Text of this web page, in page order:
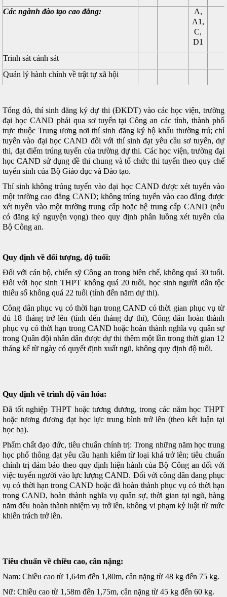
Các ngành đào tạo cao đẳng:
A,
A1,
C,
D1
Trinh sát cảnh sát
Quản lý hành chính về trật tự xã hội
Tổng đó, thí sinh đăng ký dự thi (ĐKDT) vào các học viện, trường
đại học CAND phải qua sơ tuyển tại Công an các tỉnh, thành phố
trực thuộc Trung ương nơi thí sinh đăng ký hộ khẩu thường trú; chỉ
tuyển vào đại học CAND đối với thí sinh đạt yêu cầu sơ tuyển, dự
thi, đạt điểm trúng tuyển của trường dự thi. Các học viện, trường đại
học CAND sử dụng đề thi chung và tổ chức thi tuyển theo quy chế
tuyển sinh của Bộ Giáo dục và Đào tạo.
Thí sinh không trúng tuyển vào đại học CAND được xét tuyển vào
một trường cao đẳng CAND; không trúng tuyển vào cao đẳng được
xét tuyển vào một trường trung cấp hoặc hệ trung cấp CAND (nếu
có đăng ký nguyện vọng) theo quy định phân luồng xét tuyển của
Bộ Công an.
Quy định về đối tượng, độ tuổi:
Đối với cán bộ, chiến sỹ Công an trong biên chế, không quá 30 tuổi.
Đối với học sinh THPT không quá 20 tuổi, học sinh người dân tộc
thiểu số không quá 22 tuổi (tính đến năm dự thi).
Công dân phục vụ có thời hạn trong CAND có thời gian phục vụ từ
đủ 18 tháng trở lên (tính đến tháng dự thi), Công dân hoàn thành
phục vụ có thời hạn trong CAND hoặc hoàn thành nghĩa vụ quân sự
trong Quân đội nhân dân được dự thi thêm một lần trong thời gian 12
tháng kể từ ngày có quyết định xuất ngũ, không quy định độ tuổi.
Quy định về trình độ văn hóa:
Đã tốt nghiệp THPT hoặc tương đương, trong các năm học THPT
hoặc tương đương đạt học lực trung bình trở lên (theo kết luận tại
học bạ).
Phẩm chất đạo đức, tiêu chuẩn chính trị: Trong những năm học trung
học phổ thông đạt yêu cầu hạnh kiểm từ loại khá trở lên; tiêu chuẩn
chính trị đảm bảo theo quy định hiện hành của Bộ Công an đối với
việc tuyển người vào lực lượng CAND. Đối với công dân đang phục
vụ có thời hạn trong CAND hoặc đã hoàn thành phục vụ có thời hạn
trong CAND, hoàn thành nghĩa vụ quân sự, thời gian tại ngũ, hàng
năm đều hoàn thành nhiệm vụ trở lên, không vi phạm kỷ luật từ mức
khiển trách trở lên.
Tiêu chuẩn về chiều cao, cân nặng:
Nam: Chiều cao từ 1,64m đến 1,80m, cân nặng từ 48 kg đến 75 kg.
Nữ: Chiều cao từ 1,58m đến 1,75m, cân nặng từ 45 kg đến 60 kg.